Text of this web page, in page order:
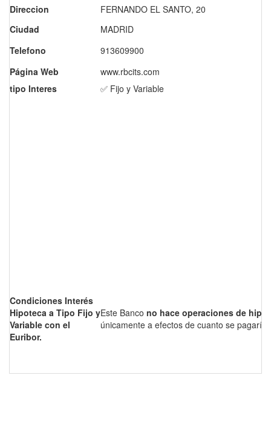
Direccion
FERNANDO EL SANTO, 20
Ciudad
MADRID
Telefono
913609900
Página Web
www.rbcits.com
tipo Interes
✅ Fijo y Variable
Condiciones Interés
Hipoteca a Tipo Fijo y
Variable con el
Euribor.
Este Banco no hace operaciones de
únicamente a efectos de cuanto se